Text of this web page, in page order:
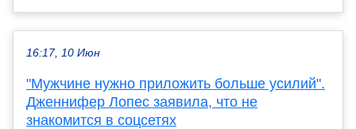
16:17, 10 Июн
"Мужчине нужно приложить больше усилий".
Дженнифер Лопес заявила, что не
знакомится в соцсетях